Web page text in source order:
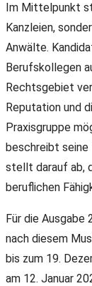
Im Mittelpunkt
Kanzleien,
Anwälte.
Berufskollegen
Rechtsgebiet
Reputation und
Praxisgruppe
beschreibt seine
stellt darauf ab,
beruflichen
Für die
nach diesem
bis zum 19.
am 12. Januar